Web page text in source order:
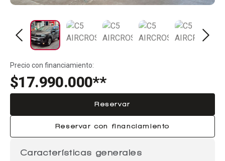
Precio con financiamiento:
$17.990.000**
Reservar
Reservar con financiamiento
Características generales